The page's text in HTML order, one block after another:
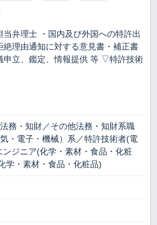
弁理士 ・国内及び外国への特許出
理由通知に対する意見書・補正書
申立、鑑定、情報提供 等 ▽特許技術
務・知財／その他法務・知財系職
・電子・機械）系／特許技術者(電
ジニア(化学・素材・食品・化粧
学・素材・食品・化粧品)